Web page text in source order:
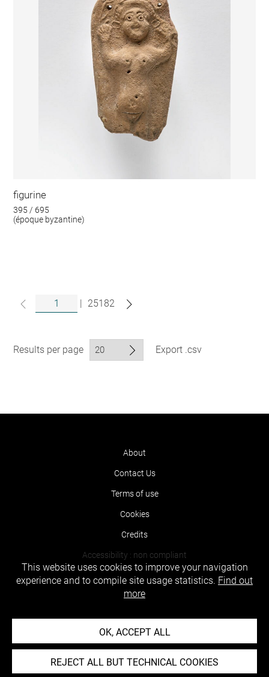
figurine
395 / 695
(époque byzantine)
| 25182
Results per page Export .csv
About
Contact Us
Terms of use
Cookies
Credits
Accessibility : non compliant
This website uses cookies to improve your navigation
experience and to compile site usage statistics. Find out
more
OK, ACCEPT ALL
REJECT ALL BUT TECHNICAL COOKIES